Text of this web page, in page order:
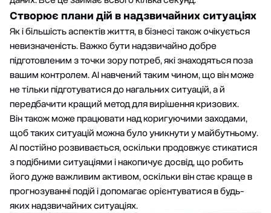
Створює плани дій в надзвичайних ситуаціях
Як і більшість аспектів життя, в бізнесі також очікується
невизначеність. Важко бути надзвичайно добре
підготовленим з точки зору потреб, які знаходяться поза
вашим контролем. АІ навчений таким чином, що він може
не тільки підготуватися до нагальних ситуацій, а й
передбачити кращий метод для вирішення кризових.
Він також може працювати над коригуючими заходами,
щоб таких ситуацій можна було уникнути у майбутньому.
АІ постійно розвивається, оскільки продовжує стикатися
з подібними ситуаціями і накопичує досвід, що робить
його дуже важливим активом, оскільки він стає краще в
прогнозуванні подій і допомагає орієнтуватися в будь-
яких надзвичайних ситуаціях.